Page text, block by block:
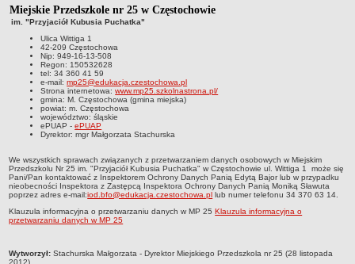
ARCHIWUM SZKÓŁ I PLACÓWEK
Zlikwidowane gimnazja
Przekształcone szkoły i placówki
Wielofunkcyjna Placówka
SPECJALNE OŚRODKI SZKOLNO-WYCHOWAWCZE
Specjalny Ośrodek nr 1
Specjalny Ośrodek nr 5
BURSA MIEJSKA
Dane podstawowe
Statut
Majątek
Godziny dyżurów
Zarządzenia
Miejskie Przedszkole nr 25 w Częstochowie
im. "Przyjaciół Kubusia Puchatka"
Ulica Wittiga 1
42-209 Częstochowa
Nip: 949-16-13-508
Regon: 150532628
tel: 34 360 41 59
e-mail:mp25@edukacja.czestochowa.pl
Strona internetowa:www.mp25.szkolnastrona.pl/
gmina: M. Częstochowa (gmina miejska)
powiat: m. Częstochowa
województwo: śląskie
ePUAP -ePUAP
Dyrektor: mgr Małgorzata Stachurska
We wszystkich sprawach związanych z przetwarzaniem danych osobowych w Miejskim
Przedszkolu Nr 25 im. "Przyjaciół Kubusia Puchatka" w Częstochowie ul. Wittiga 1 może się
Pani/Pan kontaktować z Inspektorem Ochrony Danych Panią Edytą Bajor lub w przypadku
nieobecności Inspektora z Zastępcą Inspektora Ochrony Danych Panią Moniką Sławuta
poprzez adres e-mail:iod.bfo@edukacja.czestochowa.pl lub numer telefonu 34 370 63 14.
Klauzula informacyjna o przetwarzaniu danych w MP 25Klauzula informacyjna o
przetwarzaniu danych w MP 25
metryczka
Wytworzył: Stachurska Małgorzata - Dyrektor Miejskiego Przedszkola nr 25 (28 listopada
2012)